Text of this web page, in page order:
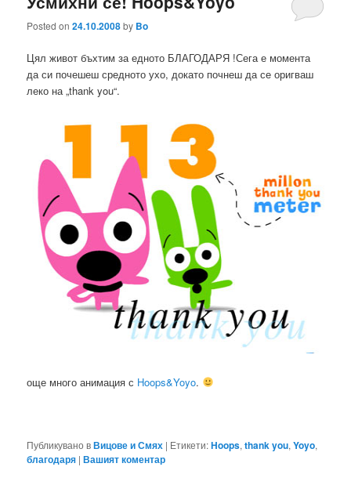
Posted on24.10.2008by Bo
Цял живот бъхтим за едното БЛАГОДАРЯ !Сега е момента
да си почешеш средното ухо, докато почнеш да се оригваш
леко на „thank you“.
още много анимация с Hoops&Yoyo.
Публикувано вВицове и Смях | Етикети:Hoops,thank you,Yoyo,
благодаря |Вашият коментар